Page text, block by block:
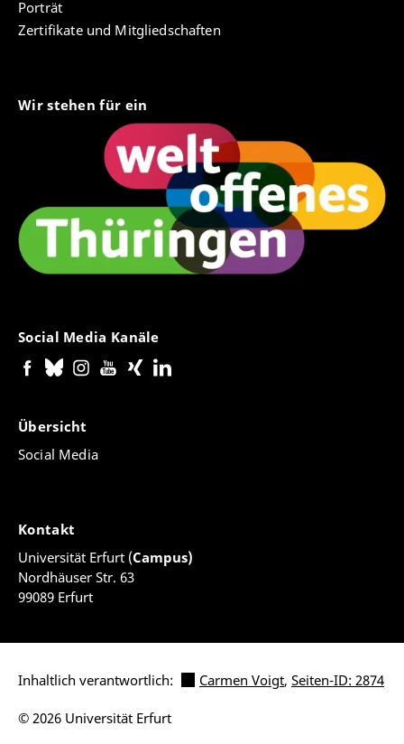
Porträt
Zertifikate und Mitgliedschaften
Wir stehen für ein
Social Media Kanäle
Übersicht
Social Media
Kontakt
Universität Erfurt (Campus)
Nordhäuser Str. 63
99089 Erfurt
Inhaltlich verantwortlich: Carmen Voigt, Seiten-ID: 2874
© 2026 Universität Erfurt